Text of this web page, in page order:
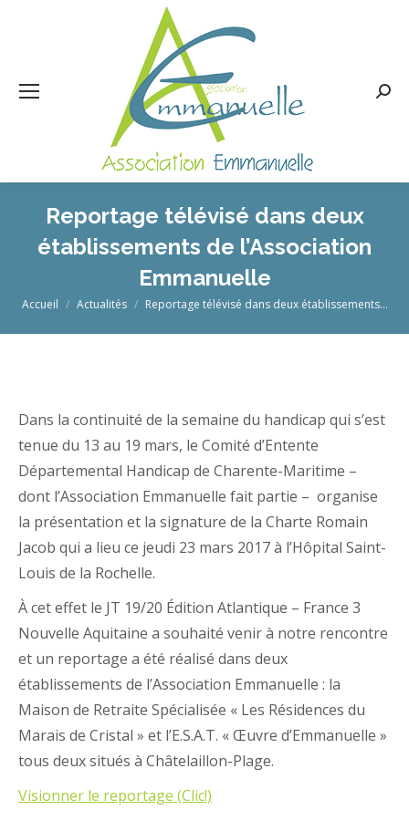
Reportage télévisé dans deux
établissements de l’Association
Emmanuelle
Vous êtes ici :
Accueil Actualités Reportage télévisé dans deux établissements…
Dans la continuité de la semaine du handicap qui s’est
tenue du 13 au 19 mars, le Comité d’Entente
Départemental Handicap de Charente-Maritime –
dont l’Association Emmanuelle fait partie – organise
la présentation et la signature de la Charte Romain
Jacob qui a lieu ce jeudi 23 mars 2017 à l’Hôpital Saint-
Louis de la Rochelle.
À cet effet le JT 19/20 Édition Atlantique – France 3
Nouvelle Aquitaine a souhaité venir à notre rencontre
et un reportage a été réalisé dans deux
établissements de l’Association Emmanuelle : la
Maison de Retraite Spécialisée « Les Résidences du
Marais de Cristal » et l’E.S.A.T. « Œuvre d’Emmanuelle »
tous deux situés à Châtelaillon-Plage.
Visionner le reportage (Clic!)